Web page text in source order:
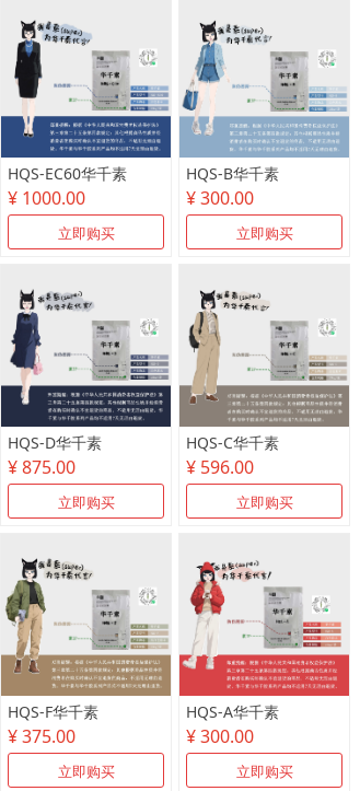
HQS-EC60华千素
¥ 1000.00
立即购买
HQS-B华千素
¥ 300.00
立即购买
HQS-D华千素
¥ 875.00
立即购买
HQS-C华千素
¥ 596.00
立即购买
HQS-F华千素
¥ 375.00
立即购买
HQS-A华千素
¥ 300.00
立即购买